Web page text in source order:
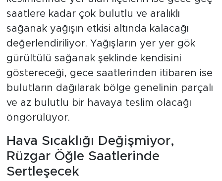
saatlere kadar çok bulutlu ve aralıklı
sağanak yağışın etkisi altında kalacağı
değerlendiriliyor. Yağışların yer yer gök
gürültülü sağanak şeklinde kendisini
göstereceği, gece saatlerinden itibaren ise
bulutların dağılarak bölge genelinin parçalı
ve az bulutlu bir havaya teslim olacağı
öngörülüyor.
Hava Sıcaklığı Değişmiyor,
Rüzgar Öğle Saatlerinde
Sertleşecek